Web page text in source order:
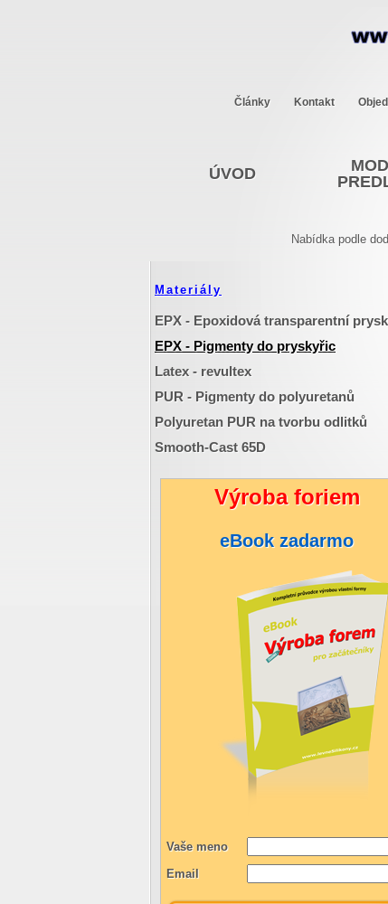
Články Kontakt
ÚVOD
Nabídka podle
Materiály
EPX - Epoxidová transparentní
EPX - Pigmenty do pryskyřic
Latex - revultex
PUR - Pigmenty do polyuretanů
Polyuretan PUR na tvorbu odlitků
Smooth-Cast 65D
Výroba foriem
eBook zadarmo
Vaše meno
Email